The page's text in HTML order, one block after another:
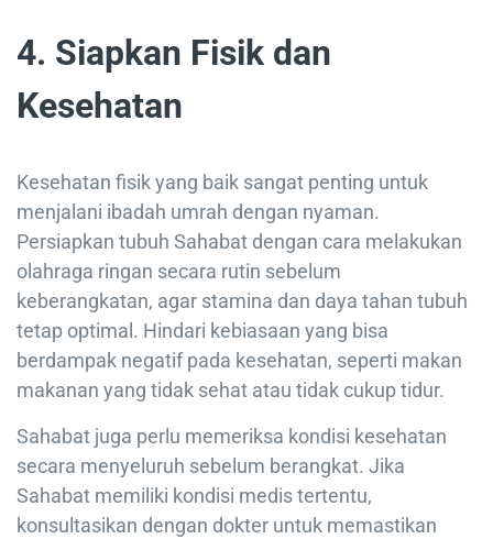
4. Siapkan Fisik dan
Kesehatan
Kesehatan fisik yang baik sangat penting untuk
menjalani ibadah umrah dengan nyaman.
Persiapkan tubuh Sahabat dengan cara melakukan
olahraga ringan secara rutin sebelum
keberangkatan, agar stamina dan daya tahan tubuh
tetap optimal. Hindari kebiasaan yang bisa
berdampak negatif pada kesehatan, seperti makan
makanan yang tidak sehat atau tidak cukup tidur.
Sahabat juga perlu memeriksa kondisi kesehatan
secara menyeluruh sebelum berangkat. Jika
Sahabat memiliki kondisi medis tertentu,
konsultasikan dengan dokter untuk memastikan